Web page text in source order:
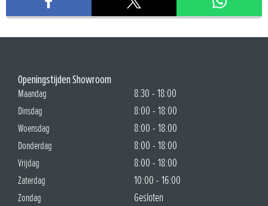
Openingstijden Showroom
Maandag 8:30 - 18:00
Dinsdag 8:00 - 18:00
Woensdag 8:00 - 18:00
Donderdag 8:00 - 18:00
Vrijdag 8:00 - 18:00
Zaterdag 10:00 - 16:00
Zondag
Gesloten